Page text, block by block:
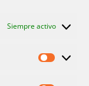
Siempre activo